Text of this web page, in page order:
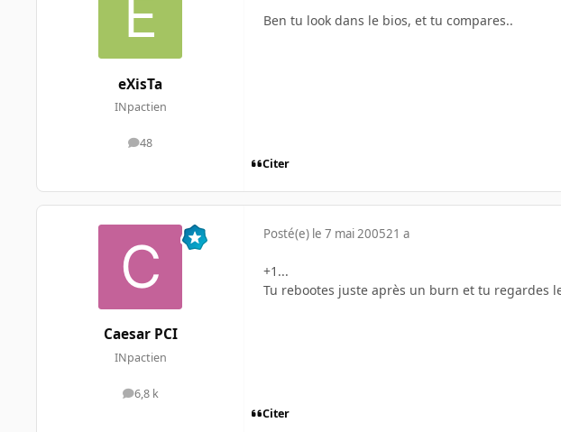
eXisTa
INpactien
48
messages
Ben tu look dans le bios, et tu compares..
Citer
Caesar PCI
INpactien
6,8 k
messages
Posté(e) le 7 mai 200521 a
+1...
Tu rebootes juste après un burn et tu regardes
Citer